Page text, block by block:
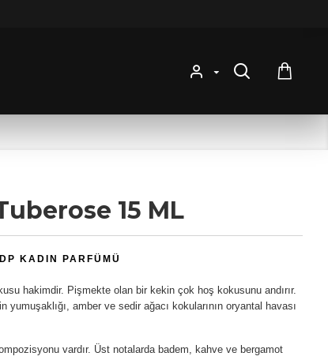
15 ML
hakimdir. Pişmekte olan bir kekin çok hoş kokusunu andırır.
yumuşaklığı, amber ve sedir ağacı kokularının oryantal havası
vardır. Üst notalarda badem, kahve ve bergamot
KADIN PARFÜMÜ